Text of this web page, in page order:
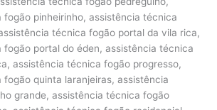
pinheirinho, assistência técnica
técnica fogão portal da vila rica,
portal do éden, assistência técnica
assistência técnica fogão progresso,
quinta laranjeiras, assistência
grande, assistência técnica fogão